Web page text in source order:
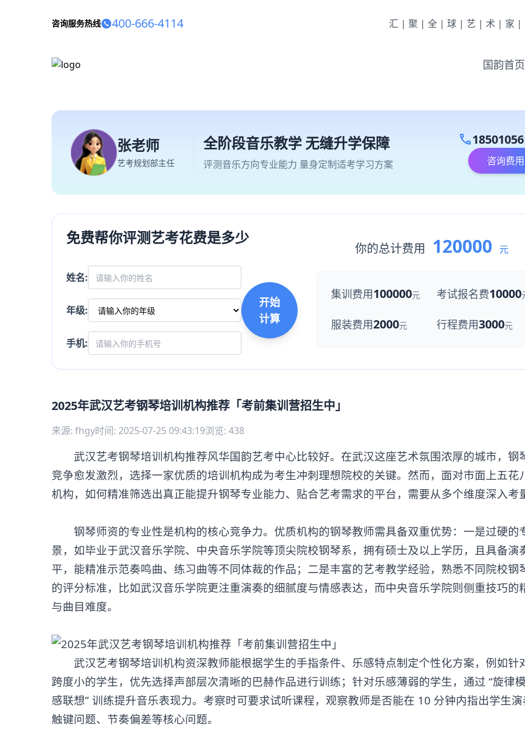
咨询服务热线 400-666-4114 汇|聚|全|球|艺|术|家|
国韵首页
张老师
艺考规划部主任
全阶段音乐教学 无缝升学保障
评测音乐方向专业能力 量身定制适考学习方案
call
咨询费用
免费帮你评测艺考花费是多少
姓名:
年级:
手机:
开始
计算
你的总计费用 120000 元
集训费用100000元 考试报名费10000
服装费用2000元 行程费用3000元
2025年武汉艺考钢琴培训机构推荐「考前集训营招生中」
来源: fhgy时间: 2025-07-25 09:43:19浏览: 438
武汉艺考钢琴培训机构推荐风华国韵艺考中心比较好。在武汉这座艺术氛围浓厚的城市，钢
竞争愈发激烈，选择一家优质的培训机构成为考生冲刺理想院校的关键。然而，面对市面上五花
机构，如何精准筛选出真正能提升钢琴专业能力、贴合艺考需求的平台，需要从多个维度深入考
钢琴师资的专业性是机构的核心竞争力。优质机构的钢琴教师需具备双重优势：一是过硬的
景，如毕业于武汉音乐学院、中央音乐学院等顶尖院校钢琴系，拥有硕士及以上学历，且具备演
平，能精准示范奏鸣曲、练习曲等不同体裁的作品；二是丰富的艺考教学经验，熟悉不同院校钢
的评分标准，比如武汉音乐学院更注重演奏的细腻度与情感表达，而中央音乐学院则侧重技巧的
与曲目难度。
武汉艺考钢琴培训机构资深教师能根据学生的手指条件、乐感特点制定个性化方案，例如针
跨度小的学生，优先选择声部层次清晰的巴赫作品进行训练；针对乐感薄弱的学生，通过 “旋律
感联想” 训练提升音乐表现力。考察时可要求试听课程，观察教师是否能在 10 分钟内指出学生
触键问题、节奏偏差等核心问题。